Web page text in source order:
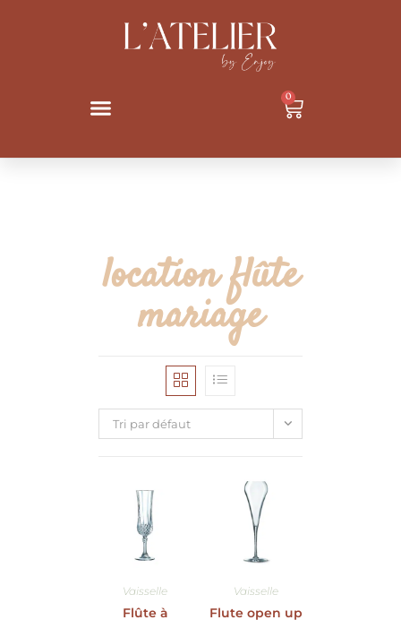
0
location flûte
mariage
Tri par défaut
Vaisselle
Flûte à
Vaisselle
Flute open up